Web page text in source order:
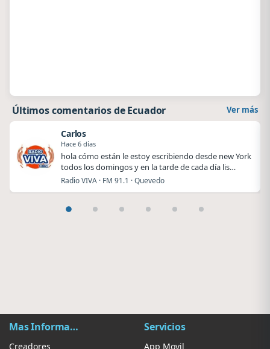
Últimos comentarios de Ecuador Ver más
Carlos
Hace 6 días
hola cómo están le estoy escribiendo desde new York
todos los domingos y en la tarde de cada día lis…
Radio VIVA · FM 91.1 · Quevedo
Mas Información
Creadores
Servicios
App Movil